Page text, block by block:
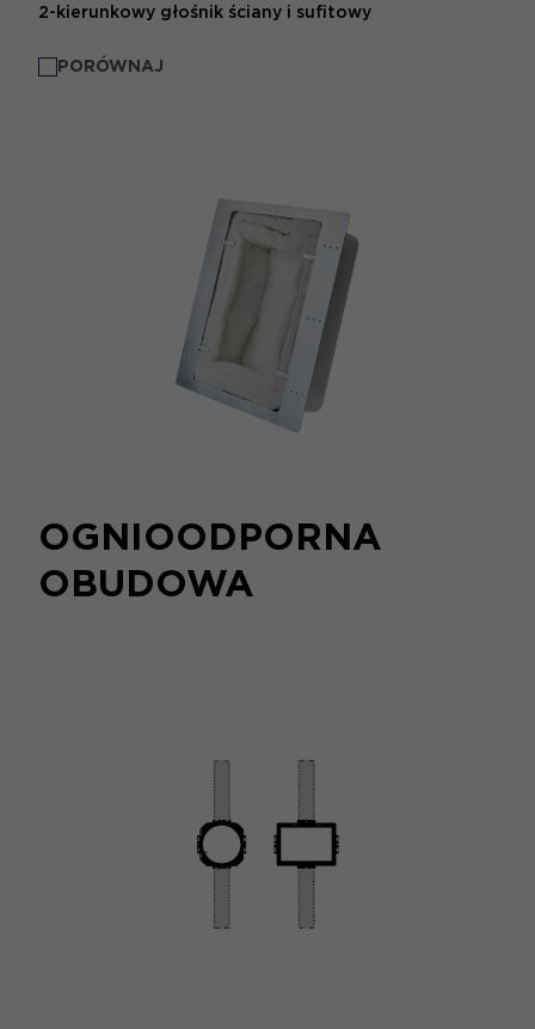
2-kierunkowy głośnik ściany i sufitowy
PORÓWNAJ
OGNIOODPORNA
OBUDOWA